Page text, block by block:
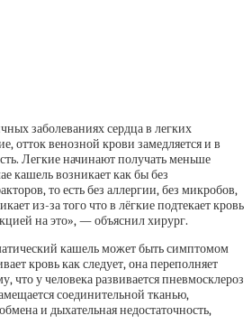
заболеваниях сердца в легких
отток венозной крови замедляется и в
Легкие начинают получать меньше
кашель возникает как бы без
то есть без аллергии, без микробов,
из-за того что в лёгкие подтекает кровь
на это», — объяснил хирург.
кашель может быть симптомом
кровь как следует, она переполняет
что у человека развивается пневмосклероз
соединительной тканью,
и дыхательная недостаточность,